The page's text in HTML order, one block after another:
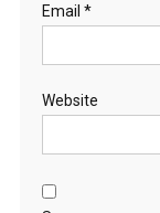
Email *
Website